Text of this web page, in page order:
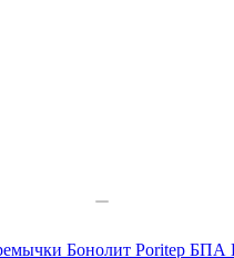
Бонолит Poritep БПА